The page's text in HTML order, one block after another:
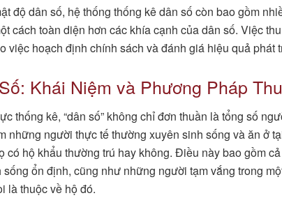
độ dân số, hệ thống thống kê dân số còn bao gồm
cách toàn diện hơn các khía cạnh của dân số. Việc
việc hoạch định chính sách và đánh giá hiệu quả phát
Khái Niệm và Phương Pháp
thống kê, “dân số” không chỉ đơn thuần là tổng số
những người thực tế thường xuyên sinh sống và ăn ở
có hộ khẩu thường trú hay không. Điều này bao gồm
sống ổn định, cũng như những người tạm vắng trong
là thuộc về hộ đó.